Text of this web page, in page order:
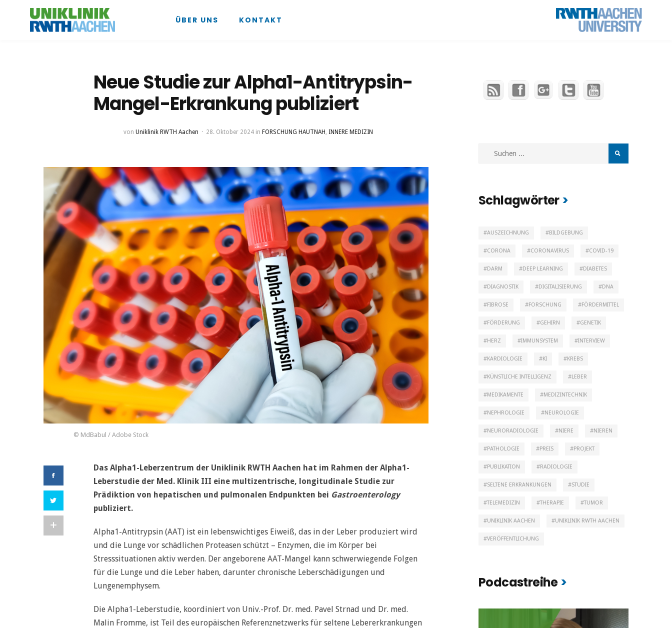
ÜBER UNS KONTAKT
Neue Studie zur Alpha1-Antitrypsin-
Mangel-Erkrankung publiziert
von Uniklinik RWTH Aachen 28. Oktober 2024 in FORSCHUNG HAUTNAH , INNERE MEDIZIN
© MdBabul / Adobe Stock
Das Alpha1-Leberzentrum der Uniklinik RWTH Aachen hat im Rahmen der Alpha1-
Leberstudie der Med. Klinik III eine multizentrische, longitudinale Studie zur
Prädiktion von hepatischen und pulmonalen Endpunkten bei Gastroenterology
publiziert.
Alpha1-Antitrypsin (AAT) ist ein lebenswichtiges Eiweiß, das in der Leber produziert wird
und die Lunge vor schädlichen Proteasen schützt – Enzymen, die im Körper bei
Stresssituationen aktiv werden. Der angeborene AAT-Mangel kann schwerwiegende Folgen
für die Lunge und die Leber haben, darunter chronische Leberschädigungen und
Lungenemphysem.
Die Alpha1-Leberstudie, koordiniert von Univ.-Prof. Dr. med. Pavel Strnad und Dr. med.
Malin Fromme, ist Teil des europäischen Referenznetzwerks für seltene Lebererkrankungen
Schlagwörter
AUSZEICHNUNG BILDGEBUNG
CORONA CORONAVIRUS COVID-19
DARM DEEP LEARNING DIABETES
DIAGNOSTIK DIGITALISIERUNG DNA
FIBROSE FORSCHUNG FÖRDERMITTEL
FÖRDERUNG GEHIRN GENETIK
HERZ IMMUNSYSTEM INTERVIEW
KARDIOLOGIE KI KREBS
KÜNSTLICHE INTELLIGENZ LEBER
MEDIKAMENTE MEDIZINTECHNIK
NEPHROLOGIE NEUROLOGIE
NEURORADIOLOGIE NIERE NIEREN
PATHOLOGIE PREIS PROJEKT
PUBLIKATION RADIOLOGIE
SELTENE ERKRANKUNGEN STUDIE
TELEMEDIZIN THERAPIE TUMOR
UNIKLINIK AACHEN UNIKLINIK RWTH AACHEN
VERÖFFENTLICHUNG
Podcastreihe